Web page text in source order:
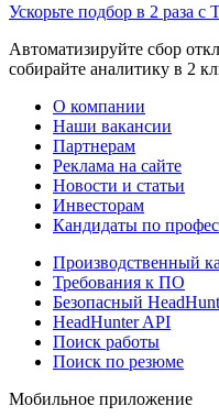
Ускорьте подбор в 2 раза с
Автоматизируйте сбор
собирайте аналитику в 2
О компании
Наши вакансии
Партнерам
Реклама на сайте
Новости и статьи
Инвесторам
Кандидаты по
Производственный
Требования к ПО
Безопасный
HeadHunter API
Поиск работы
Поиск по резюме
Мобильное приложение